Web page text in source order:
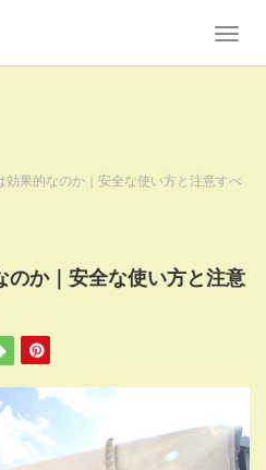
T
a
a
効果的なのか｜安全な使い方と注意すべ
のか｜安全な使い方と注意